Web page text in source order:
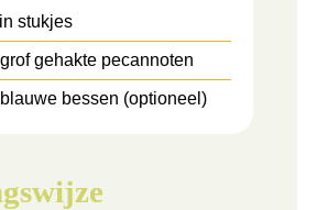
stukjes
grof gehakte pecannoten
blauwe bessen (optioneel)